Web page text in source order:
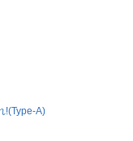
!(Type-A)